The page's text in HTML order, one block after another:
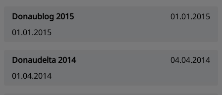
Donaublog 2015
01.01.2015
01.01.2015
Donaudelta 2014
04.04.2014
01.04.2014